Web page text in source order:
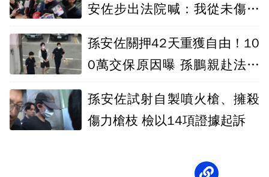
安佐步出法院喊：我從未傷害
孫安佐關押42天重獲自由！10
0萬交保原因曝 孫鵬親赴法院
孫安佐試射自製噴火槍、擁殺
傷力槍枝 檢以14項證據起訴